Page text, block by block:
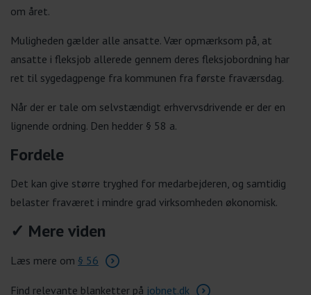
om året.
Muligheden gælder alle ansatte. Vær opmærksom på, at
ansatte i fleksjob allerede gennem deres fleksjobordning har
ret til sygedagpenge fra kommunen fra første fraværsdag.
Når der er tale om selvstændigt erhvervsdrivende er der en
lignende ordning. Den hedder § 58 a.
Fordele
Det kan give større tryghed for medarbejderen, og samtidig
belaster fraværet i mindre grad virksomheden økonomisk.
✓ Mere viden
Læs mere om § 56
Find relevante blanketter på jobnet.dk